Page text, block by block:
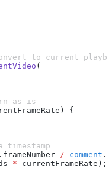
to current
(
as-is
{
timestamp
.frameNumber / comment
* currentFrameRate);